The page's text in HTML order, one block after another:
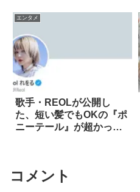
エンタメ
歌手・REOLが公開し
た、短い髪でもOKの『ポ
ニーテール』が超かっこ
コメント